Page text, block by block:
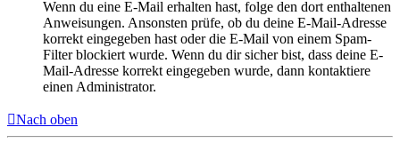
Wenn du eine E-Mail erhalten hast, folge den dort enthaltenen
Anweisungen. Ansonsten prüfe, ob du deine E-Mail-Adresse
korrekt eingegeben hast oder die E-Mail von einem Spam-
Filter blockiert wurde. Wenn du dir sicher bist, dass deine E-
Mail-Adresse korrekt eingegeben wurde, dann kontaktiere
einen Administrator.
Nach oben